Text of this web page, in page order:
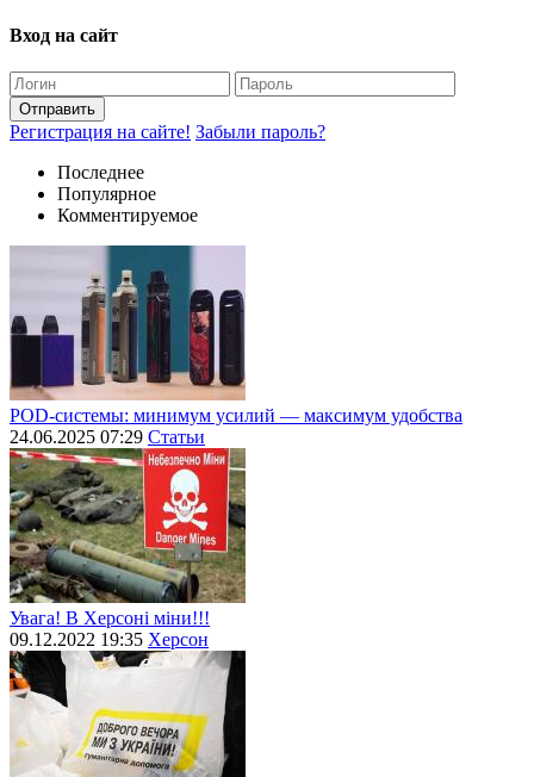
Вход на сайт
Отправить
Регистрация на сайте! Забыли пароль?
Последнее
Популярное
Комментируемое
POD-системы: минимум усилий — максимум удобства
24.06.2025 07:29 Статьи
Увага! В Херсоні міни!!!
09.12.2022 19:35 Херсон